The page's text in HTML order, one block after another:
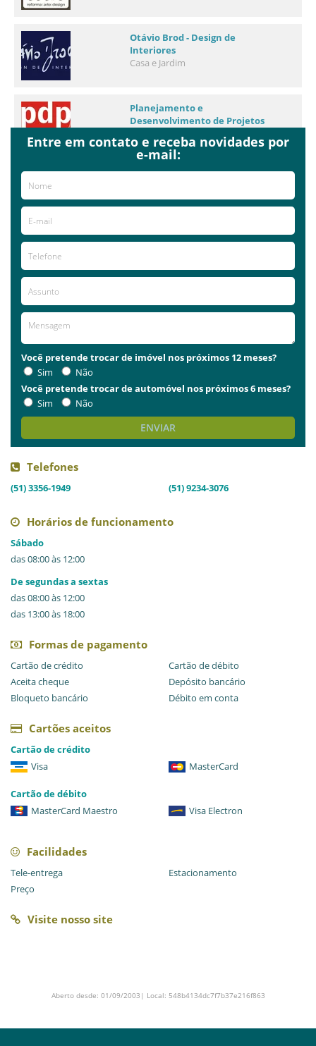
Otávio Brod - Design de
Interiores
Casa e Jardim
Planejamento e
Desenvolvimento de Projetos
Construção
Já visitou este local?aproveite e deixe sua avaliação!
Avaliações
Entre em contato e receba novidades por
e-mail:
Você pretende trocar de imóvel nos próximos 12 meses?
Sim
Não
Você pretende trocar de automóvel nos próximos 6 meses?
Sim
Não
ENVIAR
Telefones
(51) 3356-1949 (51) 9234-3076
Horários de funcionamento
Sábado
das 08:00 às 12:00
De segundas a sextas
das 08:00 às 12:00
das 13:00 às 18:00
Formas de pagamento
Cartão de crédito
Cartão de débito
Aceita cheque
Depósito bancário
Bloqueto bancário
Débito em conta
Cartões aceitos
Cartão de crédito
Visa
MasterCard
Cartão de débito
MasterCard Maestro
Visa Electron
Facilidades
Tele-entrega
Estacionamento
Preço
Visite nosso site
Aberto desde: 01/09/2003| Local: 548b4134dc7f7b37e216f863